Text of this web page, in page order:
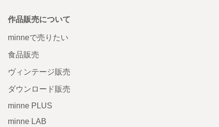
作品販売について
minneで売りたい
食品販売
ヴィンテージ販売
ダウンロード販売
minne PLUS
minne LAB